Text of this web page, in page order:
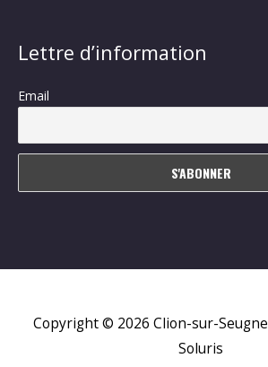
Lettre d’information
Email
Copyright © 2026 Clion-sur-Seugne
Soluris